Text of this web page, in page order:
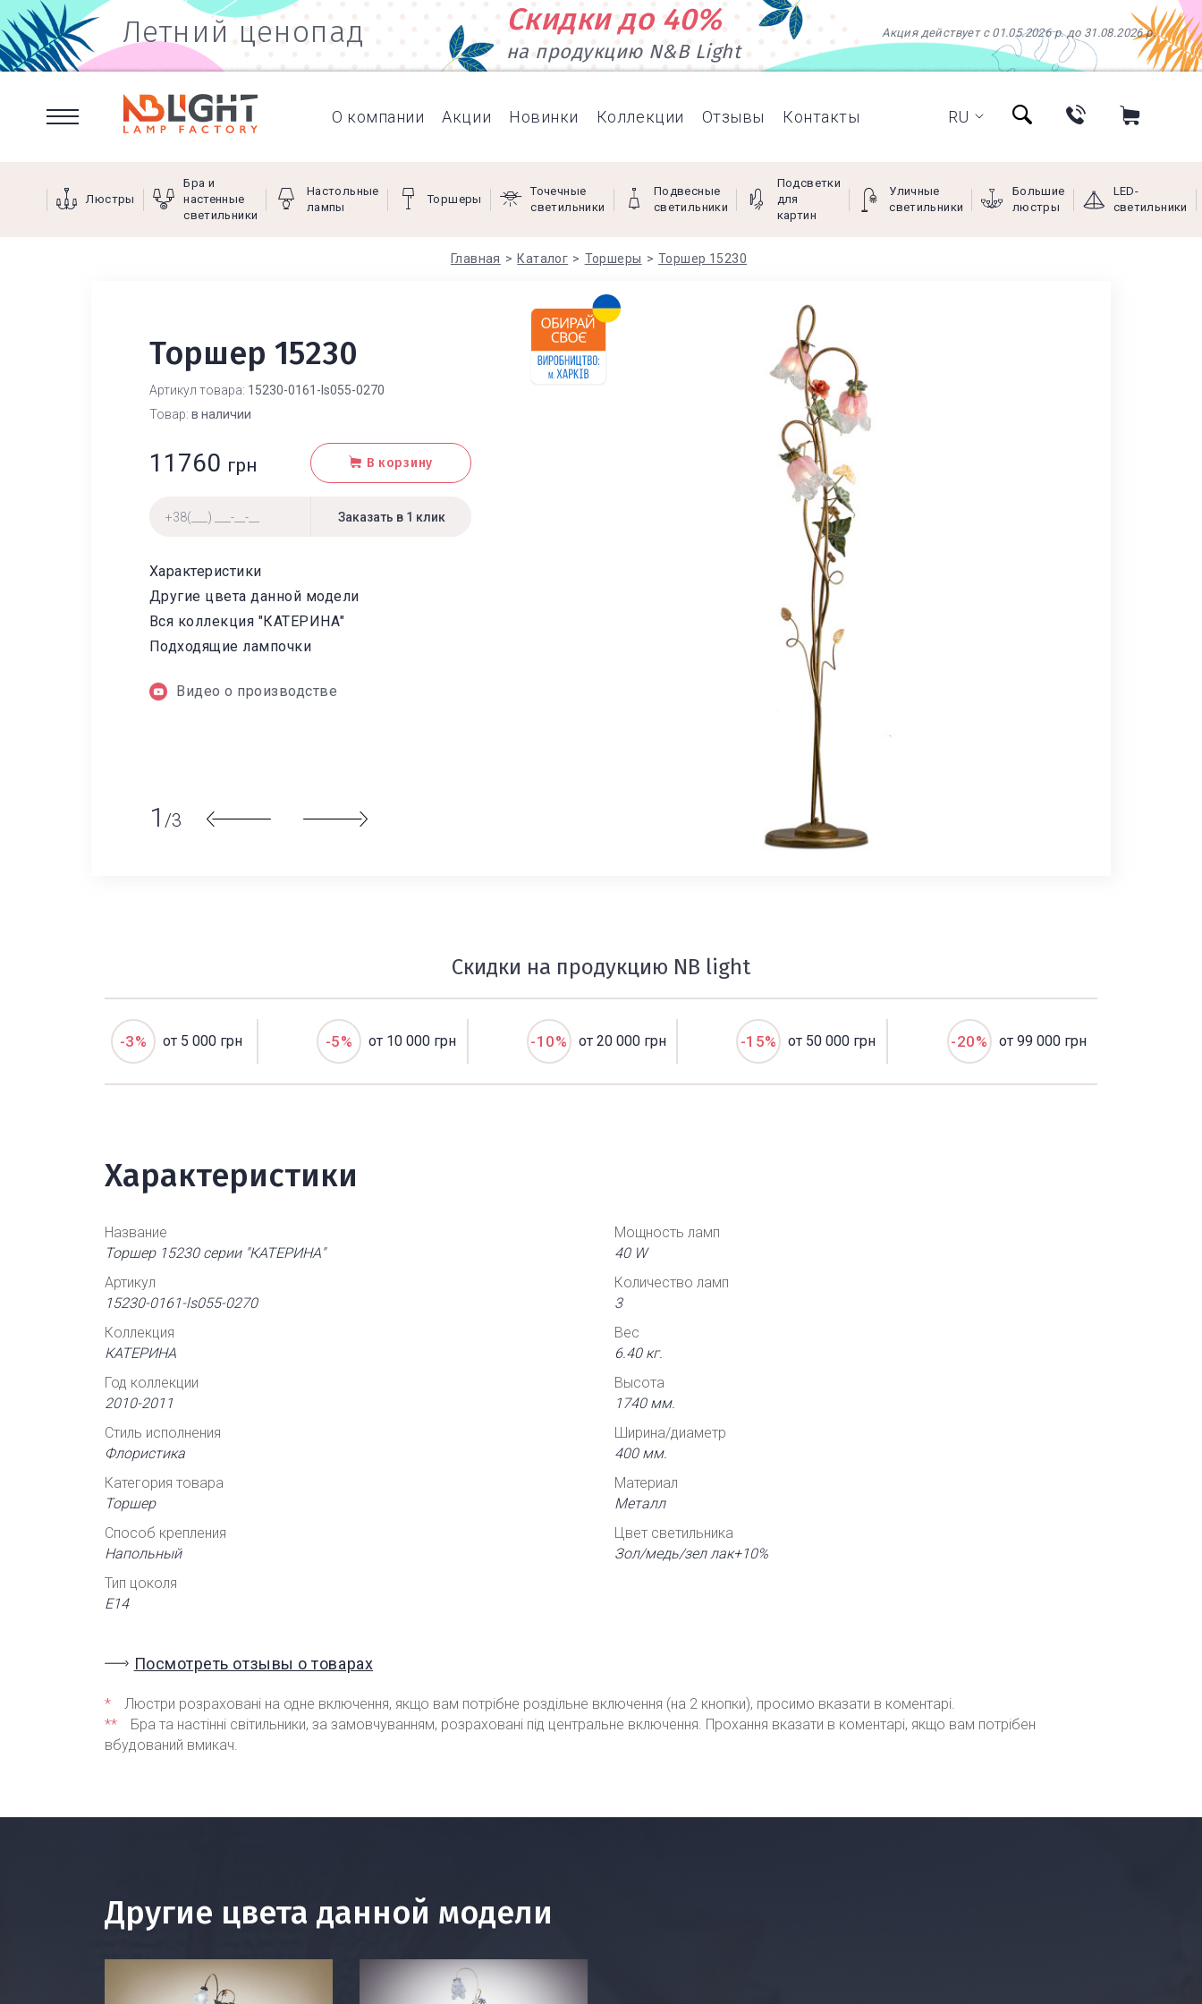
Летний ценопад Скидки до 40%
на продукцию N&B Light
Акция действует с 01.05.2026 р. до 31.08.2026 р.
О компании Акции Новинки Коллекции Отзывы Контакты RU
Люстры
Бра и
настенные
светильники
Настольные
лампы
Торшеры
Точечные
светильники
Подвесные
светильники
Подсветки
для
картин
Уличные
светильники
Большие
люстры
LED-
светильники
Главная Каталог Торшеры Торшер 15230
Торшер 15230
Артикул товара: 15230-0161-ls055-0270
Товар: в наличии
11760 грн В корзину
Характеристики
Другие цвета данной модели
Вся коллекция "КАТЕРИНА"
Подходящие лампочки
Видео о производстве
1 /3
Скидки на продукцию NB light
-3% от 5 000 грн -5% от 10 000 грн -10% от 20 000 грн -15% от 50 000 грн -20% от 99 000 грн
Характеристики
Название
Торшер 15230 серии "КАТЕРИНА"
Артикул
15230-0161-ls055-0270
Коллекция
КАТЕРИНА
Год коллекции
2010-2011
Стиль исполнения
Флористика
Категория товара
Торшер
Способ крепления
Напольный
Тип цоколя
Е14
Мощность ламп
40 W
Количество ламп
3
Вес
6.40 кг.
Высота
1740 мм.
Ширина/диаметр
400 мм.
Материал
Металл
Цвет светильника
Зол/медь/зел лак+10%
Посмотреть отзывы о товарах
*
Люстри розраховані на одне включення, якщо вам потрібне роздільне включення (на 2 кнопки), просимо вказати в коментарі.
**
Бра та настінні світильники, за замовчуванням, розраховані під центральне включення. Прохання вказати в коментарі, якщо вам потрібен
вбудований вмикач.
Другие цвета данной модели